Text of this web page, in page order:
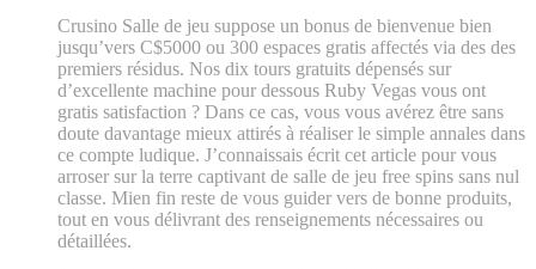
Crusino Salle de jeu suppose un bonus de bienvenue bien
jusqu’vers C$5000 ou 300 espaces gratis affectés via des des
premiers résidus. Nos dix tours gratuits dépensés sur
d’excellente machine pour dessous Ruby Vegas vous ont
gratis satisfaction ? Dans ce cas, vous vous avérez être sans
doute davantage mieux attirés à réaliser le simple annales dans
ce compte ludique. J’connaissais écrit cet article pour vous
arroser sur la terre captivant de salle de jeu free spins sans nul
classe. Mien fin reste de vous guider vers de bonne produits,
tout en vous délivrant des renseignements nécessaires ou
détaillées.